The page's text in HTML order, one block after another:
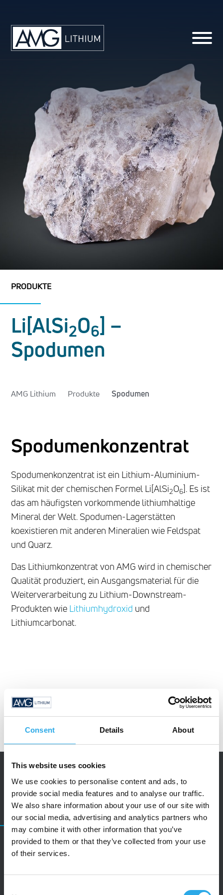
Consent Details About
This website uses cookies
We use cookies to personalise content and ads, to
provide social media features and to analyse our traffic.
We also share information about your use of our site with
our social media, advertising and analytics partners who
may combine it with other information that you’ve
provided to them or that they’ve collected from your use
of their services.
PRODUKTE
Li[AlSi2O6] –
Spodumen
AMG Lithium Produkte Spodumen
Spodumenkonzentrat
Spodumenkonzentrat ist ein Lithium-Aluminium-
Silikat mit der chemischen Formel Li[AlSi2O6]. Es ist
das am häufigsten vorkommende lithiumhaltige
Mineral der Welt. Spodumen-Lagerstätten
koexistieren mit anderen Mineralien wie Feldspat
und Quarz.
Das Lithiumkonzentrat von AMG wird in chemischer
Qualität produziert, ein Ausgangsmaterial für die
Weiterverarbeitung zu Lithium-Downstream-
Produkten wie Lithiumhydroxid und
Lithiumcarbonat.
KONTAKT
Kontaktieren Sie uns